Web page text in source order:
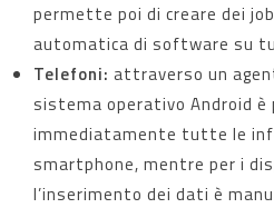
permette poi di creare dei
automatica di software su
Telefoni: attraverso un
sistema operativo Android è
immediatamente tutte le
smartphone, mentre per i
l’inserimento dei dati è